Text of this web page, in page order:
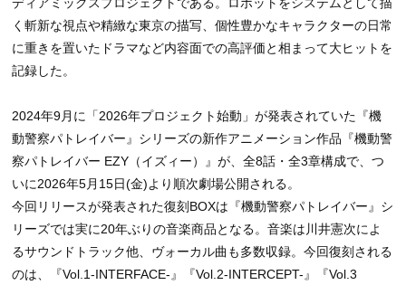
く斬新な視点や精緻な東京の描写、個性豊かなキャラクターの日常
に重きを置いたドラマなど内容面での高評価と相まって大ヒットを
記録した。
2024年9月に「2026年プロジェクト始動」が発表されていた『機
動警察パトレイバー』シリーズの新作アニメーション作品『機動警
察パトレイバー EZY（イズィー）』が、全8話・全3章構成で、つ
いに2026年5月15日(金)より順次劇場公開される。
今回リリースが発表された復刻BOXは『機動警察パトレイバー』シ
リーズでは実に20年ぶりの音楽商品となる。音楽は川井憲次によ
るサウンドトラック他、ヴォーカル曲も多数収録。今回復刻される
のは、『Vol.1-INTERFACE-』『Vol.2-INTERCEPT-』『Vol.3